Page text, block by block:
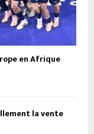
en Afrique
la vente